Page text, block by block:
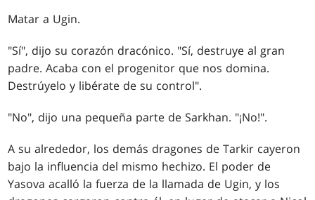
Matar a Ugin.
"Sí", dijo su corazón dracónico. "Sí, destruye al gran
padre. Acaba con el progenitor que nos domina.
Destrúyelo y libérate de su control".
"No", dijo una pequeña parte de Sarkhan. "¡No!".
A su alrededor, los demás dragones de Tarkir cayeron
bajo la influencia del mismo hechizo. El poder de
Yasova acalló la fuerza de la llamada de Ugin, y los